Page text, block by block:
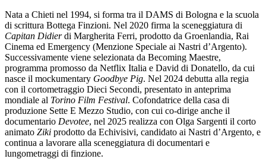
Nata a Chieti nel 1994, si forma tra il DAMS di Bologna e la scuola
di scrittura Bottega Finzioni. Nel 2020 firma la sceneggiatura di
Capitan Didierdi Margherita Ferri, prodotto da Groenlandia, Rai
Cinema ed Emergency (Menzione Speciale ai Nastri d’Argento).
Successivamente viene selezionata da Becoming Maestre,
programma promosso da Netflix Italia e David di Donatello, da cui
nasce il mockumentary Goodbye Pig. Nel 2024 debutta alla regia
con il cortometraggio Dieci Secondi, presentato in anteprima
mondiale al Torino Film Festival. Cofondatrice della casa di
produzione Sette E Mezzo Studio, con cui co-dirige anche il
documentario Devotee, nel 2025 realizza con Olga Sargenti il corto
animato Ziki prodotto da Echivisivi, candidato ai Nastri d’Argento, e
continua a lavorare alla sceneggiatura di documentari e
lungometraggi di finzione.